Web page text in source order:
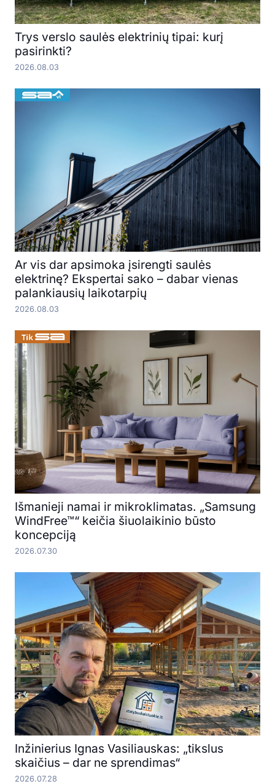
Trys verslo saulės elektrinių tipai: kurį
pasirinkti?
2026.08.03
Ar vis dar apsimoka įsirengti saulės
elektrinę? Ekspertai sako – dabar vienas
palankiausių laikotarpių
2026.08.03
Išmanieji namai ir mikroklimatas. „Samsung
WindFree™“ keičia šiuolaikinio būsto
koncepciją
2026.07.30
Inžinierius Ignas Vasiliauskas: „tikslus
skaičius – dar ne sprendimas“
2026.07.28